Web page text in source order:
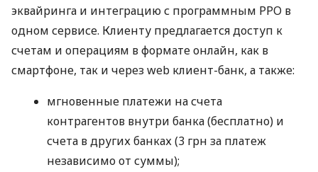
эквайринга и интеграцию с программным РРО в
одном сервисе. Клиенту предлагается доступ к
счетам и операциям в формате онлайн, как в
смартфоне, так и через web клиент-банк, а также:
мгновенные платежи на счета
контрагентов внутри банка (бесплатно) и
счета в других банках (3 грн за платеж
независимо от суммы);